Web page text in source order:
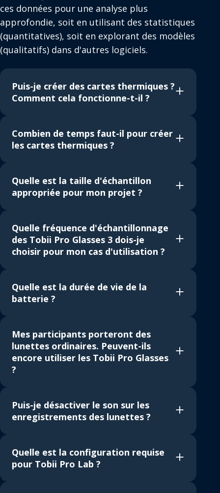
ces données pour une analyse plus
approfondie, soit en utilisant des statistiques
(quantitatives), soit en explorant des modèles
(qualitatifs) dans d'autres logiciels.
Puis-je créer des cartes thermiques ?
Comment cela fonctionne-t-il ?
Combien de temps faut-il pour créer
les cartes thermiques ?
Quelle est la taille d'échantillon
appropriée pour mon projet ?
Quelle fréquence d'échantillonnage
des Tobii Pro Glasses 3 dois-je
choisir pour mon cas d'utilisation ?
Quelle est la durée de vie de la
batterie ?
Mes participants porteront des
lunettes ordinaires. Peuvent-ils
encore utiliser les Tobii Pro Glasses
?
Puis-je désactiver le son sur les
enregistrements des lunettes ?
Quelle est la configuration requise
pour Tobii Pro Lab ?